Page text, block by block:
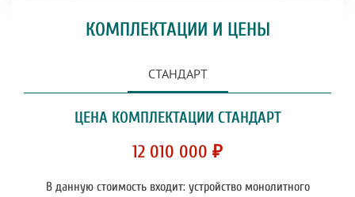
КОМПЛЕКТАЦИИ И ЦЕНЫ
СТАНДАРТ
ЦЕНА КОМПЛЕКТАЦИИ СТАНДАРТ
12 010 000 ₽
В данную стоимость входит: устройство монолитного